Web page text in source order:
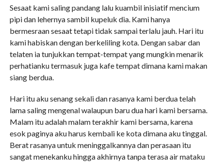
Sesaat kami saling pandang lalu kuambil inisiatif mencium
pipi dan lehernya sambil kupeluk dia. Kami hanya
bermesraan sesaat tetapi tidak sampai terlalu jauh. Hari itu
kami habiskan dengan berkeliling kota. Dengan sabar dan
telaten ia tunjukkan tempat-tempat yang mungkin menarik
perhatianku termasuk juga kafe tempat dimana kami makan
siang berdua.
Hari itu aku senang sekali dan rasanya kami berdua telah
lama saling mengenal walaupun baru dua hari kami bersama.
Malam itu adalah malam terakhir kami bersama, karena
esok paginya aku harus kembali ke kota dimana aku tinggal.
Berat rasanya untuk meninggalkannya dan perasaan itu
sangat menekanku hingga akhirnya tanpa terasa air mataku